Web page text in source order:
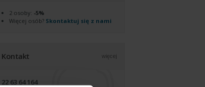
2 osoby: -5%
Więcej osób? Skontaktuj się z nami
Kontakt więcej
22 63 64 164